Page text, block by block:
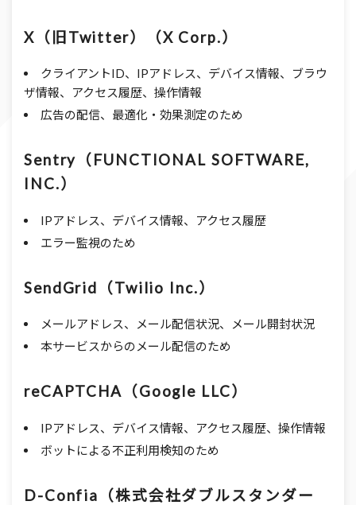
X（旧Twitter）（X Corp.）
クライアントID、IPアドレス、デバイス情報、ブラウ
ザ情報、アクセス履歴、操作情報
広告の配信、最適化・効果測定のため
Sentry（FUNCTIONAL SOFTWARE,
INC.）
IPアドレス、デバイス情報、アクセス履歴
エラー監視のため
SendGrid（Twilio Inc.）
メールアドレス、メール配信状況、メール開封状況
本サービスからのメール配信のため
reCAPTCHA（Google LLC）
IPアドレス、デバイス情報、アクセス履歴、操作情報
ボットによる不正利用検知のため
D-Confia（株式会社ダブルスタンダー